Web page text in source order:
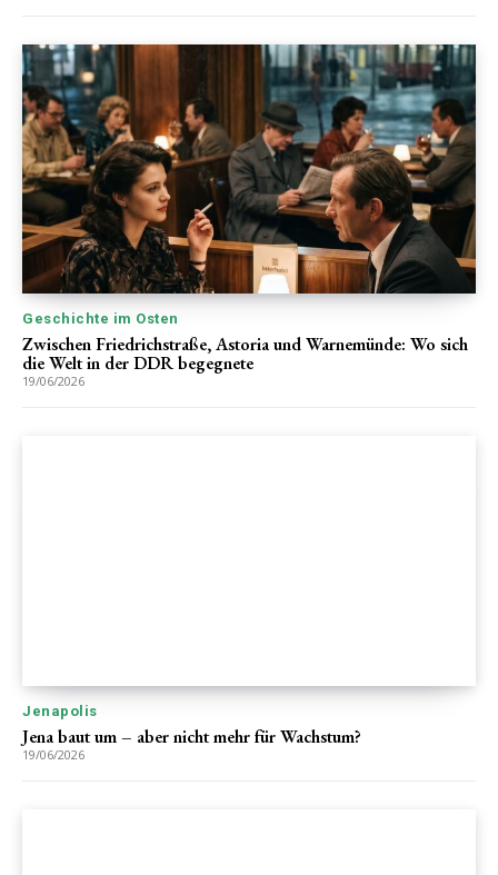
Geschichte im Osten
Zwischen Friedrichstraße, Astoria und Warnemünde: Wo sich
die Welt in der DDR begegnete
19/06/2026
Jenapolis
Jena baut um – aber nicht mehr für Wachstum?
19/06/2026